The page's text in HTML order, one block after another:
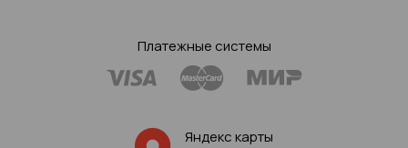
Платежные системы
Яндекс карты